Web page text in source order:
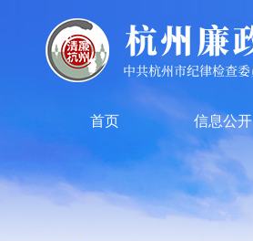
首页 信息公开